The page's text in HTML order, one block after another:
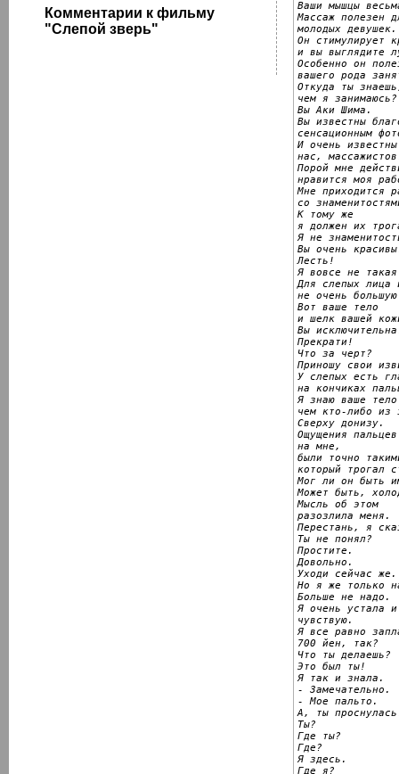
Комментарии к фильму
"Слепой зверь"
Ваши мышцы
Массаж полезен
молодых девушек.
Он стимулирует
и вы выглядите
Особенно он
вашего рода
Откуда ты
чем я занимаюсь?
Вы Аки Шима.
Вы известны
сенсационным
И очень
нас,
Порой мне
нравится моя
Мне приходится
со
К тому же
я должен их
Я не
Вы очень
Лесть!
Я вовсе не
Для слепых лица
не очень
Вот ваше тело
и шелк вашей
Вы
Прекрати!
Что за черт?
Приношу свои
У слепых есть
на кончиках
Я знаю ваше
чем кто-либо из
Сверху донизу.
Ощущения
на мне,
были точно
который трогал
Мог ли он быть
Может быть,
Мысль об этом
разозлила меня.
Перестань, я
Ты не понял?
Простите.
Довольно.
Уходи сейчас же.
Но я же только
Больше не надо.
Я очень устала
чувствую.
Я все равно
700 йен, так?
Что ты делаешь?
Это был ты!
Я так и знала.
- Замечательно.
- Мое пальто.
А, ты
Ты?
Где ты?
Где?
Я здесь.
Где я?